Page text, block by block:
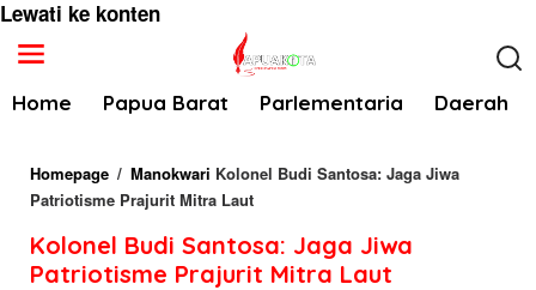
Lewati ke konten
Home Papua Barat Parlementaria Daerah
Homepage / Manokwari Kolonel Budi Santosa: Jaga Jiwa
Patriotisme Prajurit Mitra Laut
Kolonel Budi Santosa: Jaga Jiwa
Patriotisme Prajurit Mitra Laut